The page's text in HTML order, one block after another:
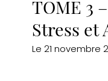
TOME 3
Stress et
Le 21 novembre